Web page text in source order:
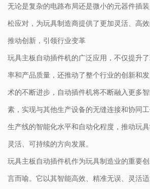
无论是复杂的电路布局还是微小的元器件插
松应对，为玩具制造商提供了更加灵活、高效
推动创新，引领行业变革
玩具主板自动插件机的广泛应用，不仅提升
率和产品质量，还推动了整个行业的创新和
术的不断进步，自动插件机将不断融入更多
素，实现与其他生产设备的无缝连接和协同
生产线的智能化水平和自动化程度，推动玩具
灵活、可持续的方向发展。
玩具主板自动插件机作为玩具制造业的重要
言而喻。它以其智能高效、精准无误、灵活